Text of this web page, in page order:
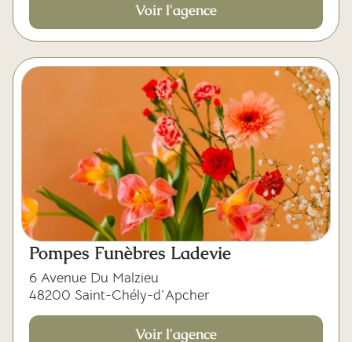
Voir l'agence
Pompes Funèbres Ladevie
6 Avenue Du Malzieu
48200 Saint-Chély-d'Apcher
Voir l'agence